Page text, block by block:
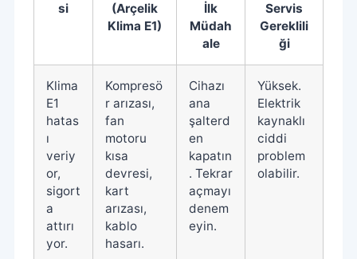
si
(Arçelik
Klima E1)
İlk
Müdah
ale
Servis
Gereklili
ği
Klima
E1
hatas
ı
veriy
or,
sigort
a
attırı
yor.
Kompresö
r arızası,
fan
motoru
kısa
devresi,
kart
arızası,
kablo
hasarı.
Cihazı
ana
şalterd
en
kapatın
. Tekrar
açmayı
denem
eyin.
Yüksek.
Elektrik
kaynaklı
ciddi
problem
olabilir.